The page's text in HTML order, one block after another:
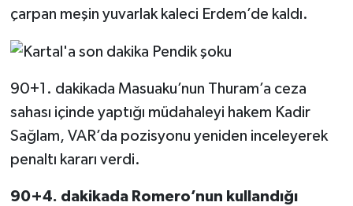
çarpan meşin yuvarlak kaleci Erdem’de kaldı.
90+1. dakikada Masuaku’nun Thuram’a ceza
sahası içinde yaptığı müdahaleyi hakem Kadir
Sağlam, VAR’da pozisyonu yeniden inceleyerek
penaltı kararı verdi.
90+4. dakikada Romero’nun kullandığı